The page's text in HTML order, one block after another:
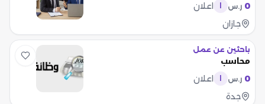
0 ر.س
اعلان
جازان
باحثين عن عمل
محاسب
0 ر.س
اعلان
جدة